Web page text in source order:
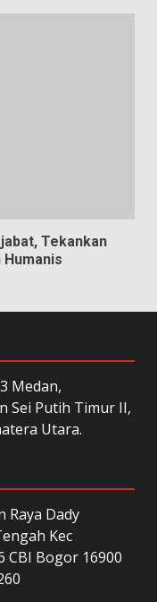
Tekankan
Humanis
Medan,
Sei Putih Timur II,
Utara.
Raya Dady
Kec
CBI Bogor 16900